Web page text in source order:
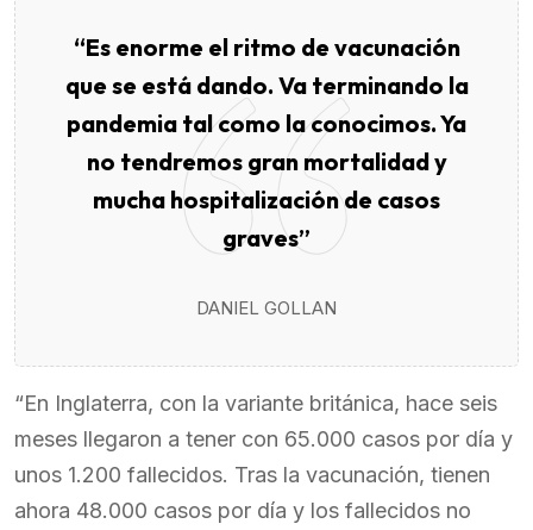
“Es enorme el ritmo de vacunación
que se está dando. Va terminando la
pandemia tal como la conocimos. Ya
no tendremos gran mortalidad y
mucha hospitalización de casos
graves”
DANIEL GOLLAN
“En Inglaterra, con la variante británica, hace seis
meses llegaron a tener con 65.000 casos por día y
unos 1.200 fallecidos. Tras la vacunación, tienen
ahora 48.000 casos por día y los fallecidos no